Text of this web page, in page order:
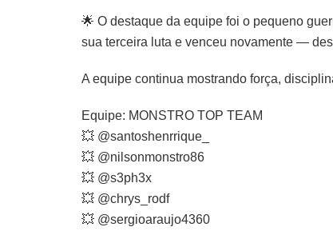
🌟 O destaque da equipe foi o pequeno
sua terceira luta e venceu novamente —
A equipe continua mostrando força,
Equipe: MONSTRO TOP TEAM
💥 @santoshenrrique_
💥 @nilsonmonstro86
💥 @s3ph3x
💥 @chrys_rodf
💥 @sergioaraujo4360